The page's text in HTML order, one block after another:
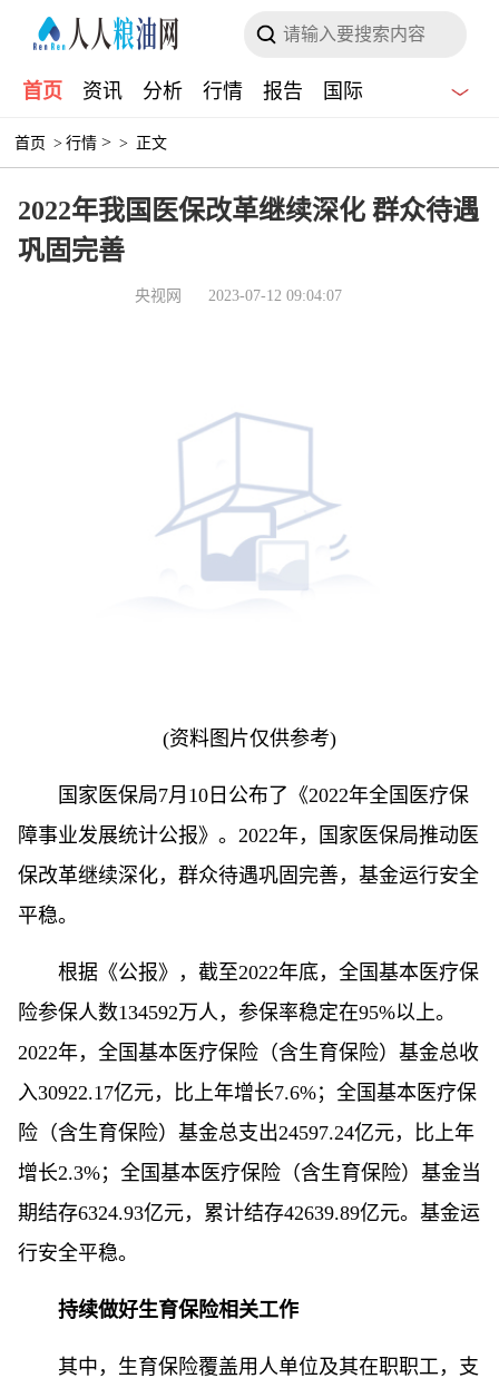
首页 资讯 分析 行情 报告 国际
首页 > 行情 > > 正文
2022年我国医保改革继续深化 群众待遇
巩固完善
央视网 2023-07-12 09:04:07
(资料图片仅供参考)
国家医保局7月10日公布了《2022年全国医疗保
障事业发展统计公报》。2022年，国家医保局推动医
保改革继续深化，群众待遇巩固完善，基金运行安全
平稳。
根据《公报》，截至2022年底，全国基本医疗保
险参保人数134592万人，参保率稳定在95%以上。
2022年，全国基本医疗保险（含生育保险）基金总收
入30922.17亿元，比上年增长7.6%；全国基本医疗保
险（含生育保险）基金总支出24597.24亿元，比上年
增长2.3%；全国基本医疗保险（含生育保险）基金当
期结存6324.93亿元，累计结存42639.89亿元。基金运
行安全平稳。
持续做好生育保险相关工作
其中，生育保险覆盖用人单位及其在职职工，支